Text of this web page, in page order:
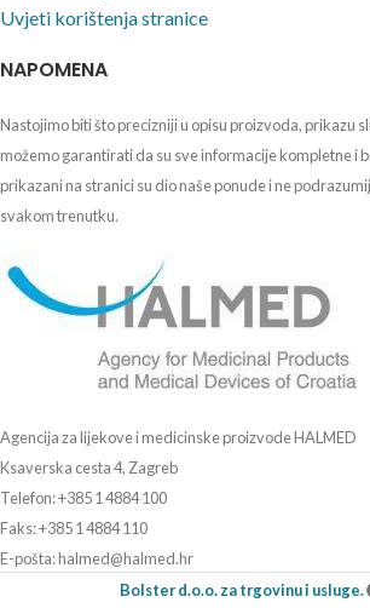
Uvjeti korištenja stranice
NAPOMENA
Nastojimo biti što precizniji u opisu proizvoda, prikazu
možemo garantirati da su sve informacije kompletne i
prikazani na stranici su dio naše ponude i ne
svakom trenutku.
Agencija za lijekove i medicinske proizvode HALMED
Ksaverska cesta 4, Zagreb
Telefon: +385 1 4884 100
Faks: +385 1 4884 110
E-pošta: halmed@halmed.hr
Bolster d.o.o. za trgovinu i usluge.